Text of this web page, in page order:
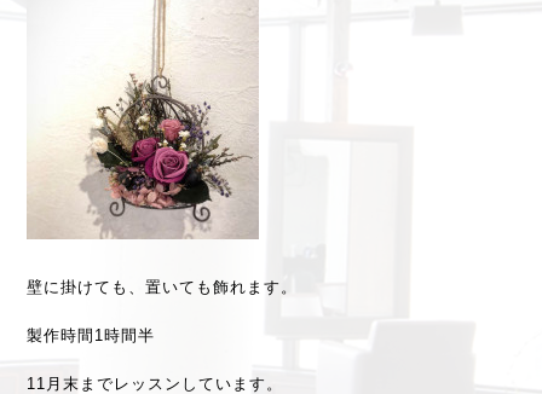
壁に掛けても、置いても飾れます。
製作時間1時間半
11月末までレッスンしています。